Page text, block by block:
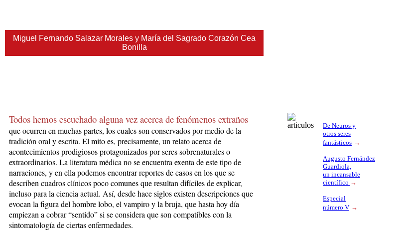
Miguel Fernando Salazar Morales y María del Sagrado Corazón Cea
Bonilla
Todos hemos escuchado alguna vez acerca de fenómenos extraños
queocurren en muchaspartes, loscuales son conservados por medio de la
tradición oral y escrita. El mito es, precisamente, un relato acerca de
acontecimientos prodigiosos protagonizados por seres sobrenaturales o
extraordinarios. La literatura médica no se encuentra exenta de este tipo de
narraciones, y en ella podemos encontrar reportes de casos en los que se
describen cuadros clínicos poco comunes que resultan difíciles de explicar,
incluso para la ciencia actual. Así, desde hace siglos existen descripciones que
evocan la figura del hombre lobo, el vampiro y la bruja, que hasta hoy día
empiezan a cobrar “sentido” si se considera que son compatibles con la
sintomatología de ciertas enfermedades.
De Neuros y
otros seres
fantásticos →
Augusto Fernández
Guardiola,
un incansable
científico →
Especial
número V →